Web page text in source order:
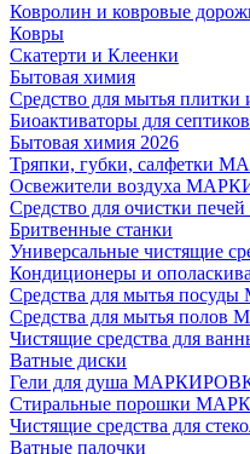
Ковролин и ковровые
Ковры
Скатерти и Клеенки
Бытовая химия
Средство для мытья
Биоактиваторы для
Бытовая химия 2026
Тряпки, губки, салфетки
Освежители воздуха
Средство для очистки
Бритвенные станки
Универсальные чистящие
Кондиционеры и
Средства для мытья
Средства для мытья
Чистящие средства для
Ватные диски
Гели для душа
Стиральные порошки
Чистящие средства для
Ватные палочки